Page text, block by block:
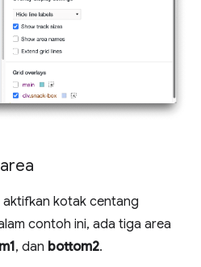
aktifkan kotak centang
contoh ini, ada tiga area
, dan bottom2.